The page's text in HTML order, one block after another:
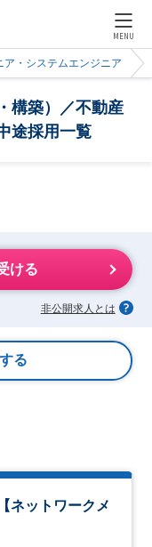
MENU
ア・システムエンジニア
構築）／不動産
途採用一覧
ける
非公開求人とは
る
ネットワークメ